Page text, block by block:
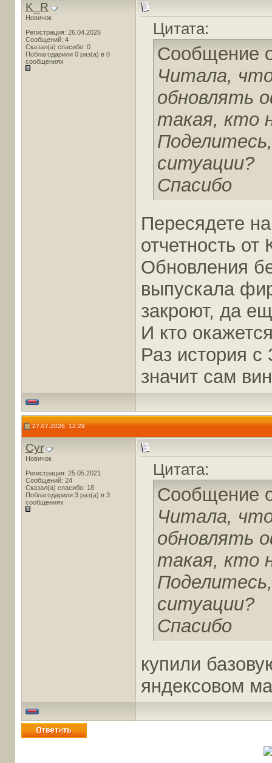
K_R
Новичок
Регистрация: 26.04.2026
Сообщений: 4
Сказал(а) спасибо: 0
Поблагодарили 0 раз(а) в 0
сообщениях
Цитата:
Сообщение
Читала,
обновлять
такая, кто
ситуации?
Спасибо
Пересядете
отчетность
Обновления
выпускала
закроют, да
И кто
Раз история
значит сам
27.07.2026, 12:29
Cyr
Новичок
Регистрация: 25.05.2021
Сообщений: 24
Сказал(а) спасибо: 18
Поблагодарили 3 раз(а) в 3
сообщениях
Цитата:
Сообщение
Читала,
обновлять
такая, кто
ситуации?
Спасибо
купили
яндексовом